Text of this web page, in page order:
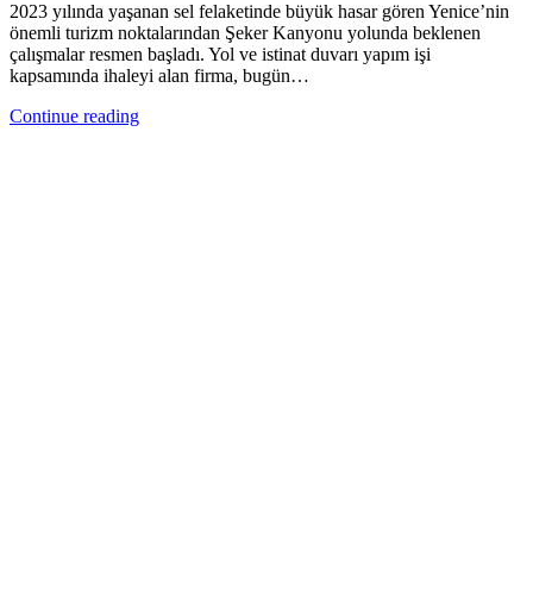
2023 yılında yaşanan sel felaketinde büyük hasar gören Yenice’nin
önemli turizm noktalarından Şeker Kanyonu yolunda beklenen
çalışmalar resmen başladı. Yol ve istinat duvarı yapım işi
kapsamında ihaleyi alan firma, bugün…
Continue reading